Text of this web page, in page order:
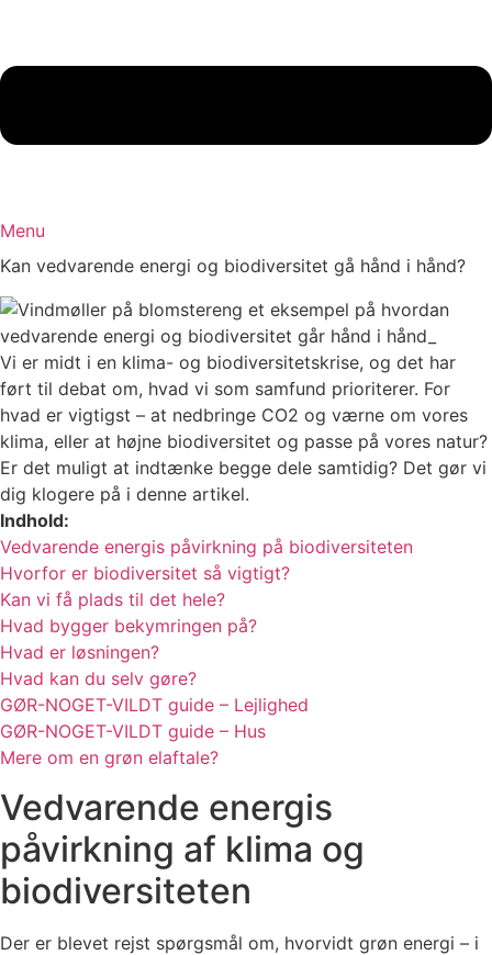
Menu
Kan vedvarende energi og biodiversitet gå hånd i hånd?
Vi er midt i en klima- og biodiversitetskrise, og det har
ført til debat om, hvad vi som samfund prioriterer. For
hvad er vigtigst – at nedbringe CO2 og værne om vores
klima, eller at højne biodiversitet og passe på vores natur?
Er det muligt at indtænke begge dele samtidig? Det gør vi
dig klogere på i denne artikel.
Indhold:
Vedvarende energis påvirkning på biodiversiteten
Hvorfor er biodiversitet så vigtigt?
Kan vi få plads til det hele?
Hvad bygger bekymringen på?
Hvad er løsningen?
Hvad kan du selv gøre?
GØR-NOGET-VILDT guide – Lejlighed
GØR-NOGET-VILDT guide – Hus
Mere om en grøn elaftale?
Vedvarende energis
påvirkning af klima og
biodiversiteten
Der er blevet rejst spørgsmål om, hvorvidt grøn energi – i